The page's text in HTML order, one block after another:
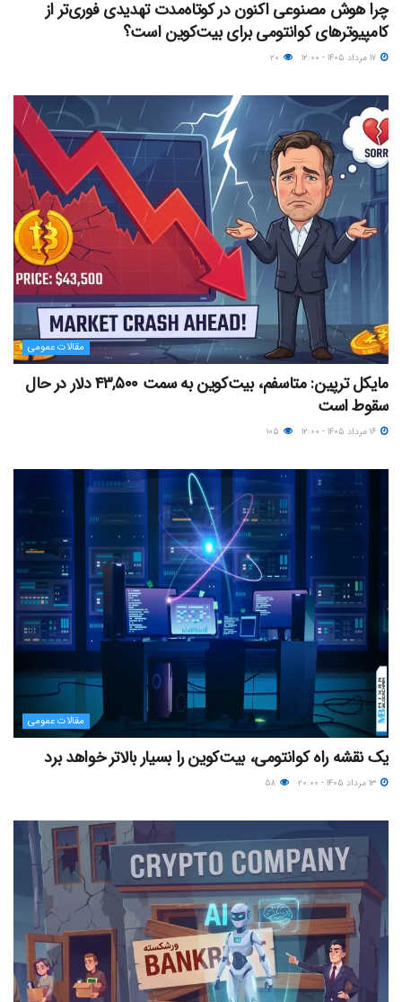
چرا هوش مصنوعی اکنون در کوتاه‌مدت تهدیدی فوری‌تر از
کامپیوترهای کوانتومی برای بیت‌کوین است؟
مقالات عمومی
مایکل ترپین: متاسفم، بیت‌کوین به سمت ۴۳,۵۰۰ دلار در حال
سقوط است
مقالات عمومی
یک نقشه راه کوانتومی، بیت‌کوین را بسیار بالاتر خواهد برد